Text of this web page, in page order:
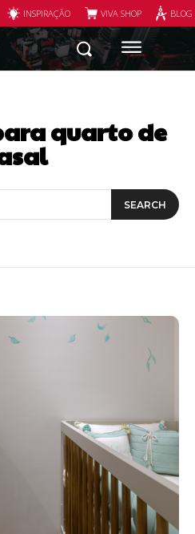
INSPIRAÇÃO VIVA SHOP
quarto de
SEARCH